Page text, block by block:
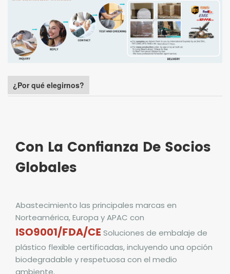
¿Por qué elegirnos?
Con La Confianza De Socios
Globales
Abastecimiento las principales marcas en
Norteamérica, Europa y APAC con
ISO9001/FDA/CE Soluciones de embalaje de
plástico flexible certificadas, incluyendo una opción
biodegradable y respetuosa con el medio
ambiente.